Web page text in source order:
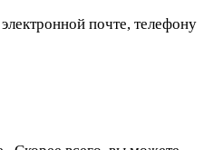
почте, телефону